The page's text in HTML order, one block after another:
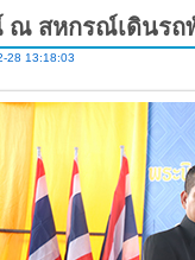
ณ สหกรณ์เดินรถ
28 13:18:03